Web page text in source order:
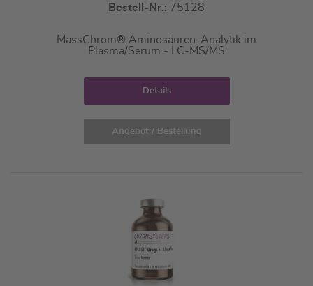
Bestell-Nr.: 75128
MassChrom® Aminosäuren-Analytik im
Plasma/Serum - LC-MS/MS
Details
Angebot / Bestellung